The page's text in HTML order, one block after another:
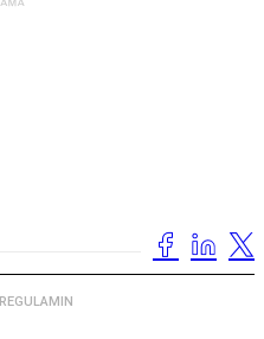
REGULAMIN